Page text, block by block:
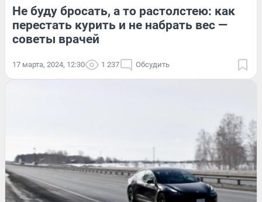
Не буду бросать, а то растолстею: как
перестать курить и не набрать вес —
советы врачей
17 марта, 2024, 12:30 1 237 Обсудить